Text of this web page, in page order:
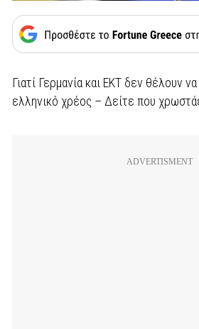
Γιατί Γερμανία και ΕΚΤ δεν θέλουν
ελληνικό χρέος – Δείτε που